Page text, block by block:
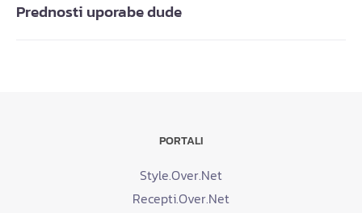
Prednosti uporabe dude
PORTALI
Style.Over.Net
Recepti.Over.Net